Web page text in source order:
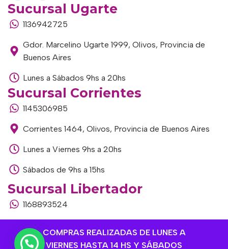
COMPRAS REALIZADAS DE LUNES A
VIERNES HASTA 14 HS Y SÁBADOS
Sucursal Ugarte
1136942725
Gdor. Marcelino Ugarte 1999, Olivos, Provincia de
Buenos Aires
Lunes a Sábados 9hs a 20hs
Sucursal Corrientes
1145306985
Corrientes 1464, Olivos, Provincia de Buenos Aires
Lunes a Viernes 9hs a 20hs
Sábados de 9hs a 15hs
Sucursal Libertador
1168893524
Buenos Aires